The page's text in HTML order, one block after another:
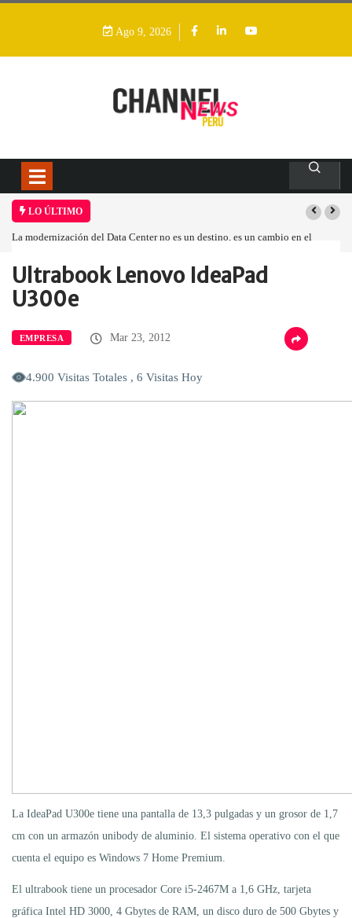
Ago 9, 2026
LO ÚLTIMO
La modernización del Data Center no es un destino, es un cambio en el
Home
Empresa Ultrabook Lenovo IdeaPad…
Ultrabook Lenovo IdeaPad
U300e
EMPRESA Mar 23, 2012
4.900 Visitas Totales , 6 Visitas Hoy
La IdeaPad U300e tiene una pantalla de 13,3 pulgadas y un grosor de 1,7
cm con un armazón unibody de aluminio. El sistema operativo con el que
cuenta el equipo es Windows 7 Home Premium.
El ultrabook tiene un procesador Core i5-2467M a 1,6 GHz, tarjeta
gráfica Intel HD 3000, 4 Gbytes de RAM, un disco duro de 500 Gbytes y